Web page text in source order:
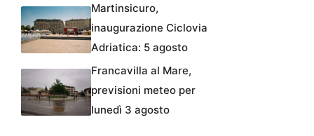
Martinsicuro,
inaugurazione Ciclovia
Adriatica: 5 agosto
Francavilla al Mare,
previsioni meteo per
lunedì 3 agosto